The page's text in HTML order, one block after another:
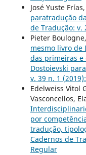
José Yuste Frías,
paratradução
de Tradução: v.
Pieter Boulogne,
mesmo livro de
das primeiras e
Dostoievski
v. 39 n. 1
Edelweiss Vitol
Vasconcellos,
por
tradução,
Cadernos de
Regular